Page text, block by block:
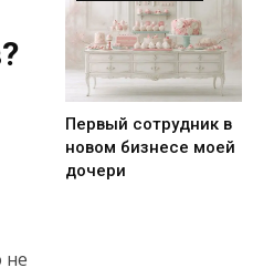
не
Первый сотрудник в
новом бизнесе моей
дочери